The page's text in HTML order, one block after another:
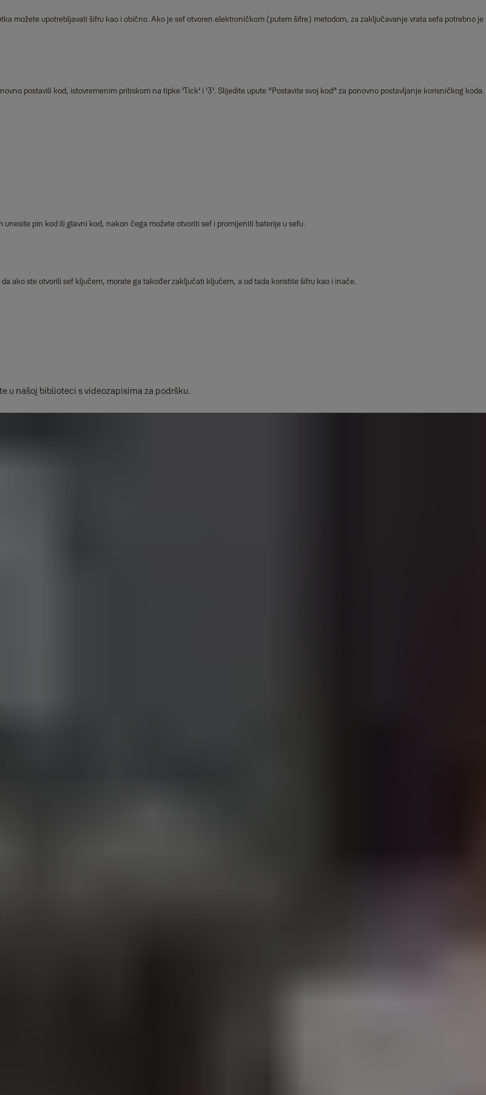
možete upotrebljavati šifru kao i obično. Ako je sef otvoren elektroničkom (putem šifre) metodom, za zaključavanje vrata sefa potrebno je
postavili kod, istovremenim pritiskom na tipke 'Tick' i '3'. Slijedite upute "Postavite svoj kod" za ponovno postavljanje korisničkog koda.
pin kod ili glavni kod, nakon čega možete otvoriti sef i promijeniti baterije u sefu.
ako ste otvorili sef ključem, morate ga također zaključati ključem, a od tada koristite šifru kao i inače.
u našoj biblioteci s videozapisima za podršku.